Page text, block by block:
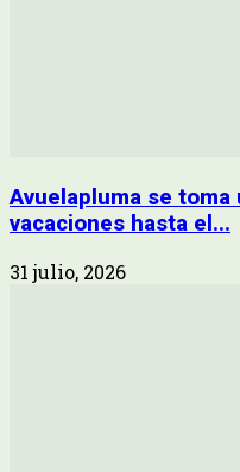
Avuelapluma se
vacaciones hasta el...
31 julio, 2026